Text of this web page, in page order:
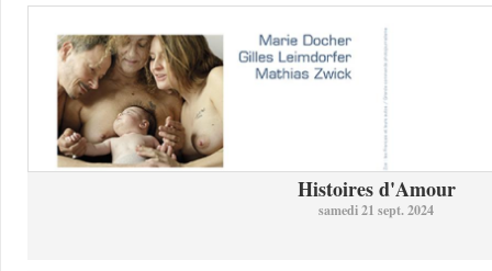
Histoires d'Amour
samedi 21 sept. 2024